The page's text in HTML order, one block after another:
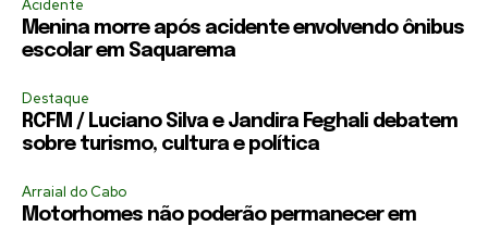
Acidente
Menina morre após acidente envolvendo ônibus
escolar em Saquarema
Destaque
RCFM / Luciano Silva e Jandira Feghali debatem
sobre turismo, cultura e política
Arraial do Cabo
Motorhomes não poderão permanecer em